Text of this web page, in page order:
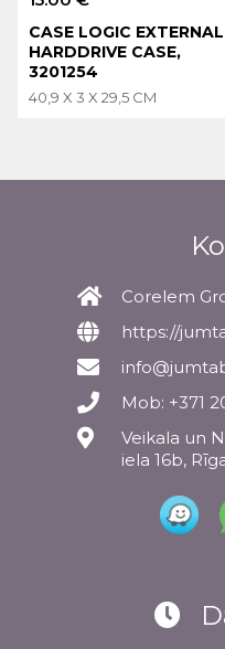
CASE LOGIC EXTERNAL
HARDDRIVE CASE,
3201254
40,9 X 3 X 29,5 CM
Corelem
https://
Mob: +371
Veikala un
iela 16b,